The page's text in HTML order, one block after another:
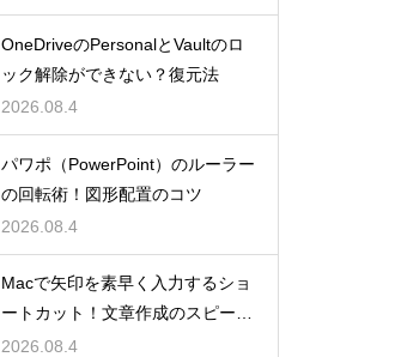
OneDriveのPersonalとVaultのロ
ック解除ができない？復元法
2026.08.4
パワポ（PowerPoint）のルーラー
の回転術！図形配置のコツ
2026.08.4
Macで矢印を素早く入力するショ
ートカット！文章作成のスピード
を上げる
2026.08.4